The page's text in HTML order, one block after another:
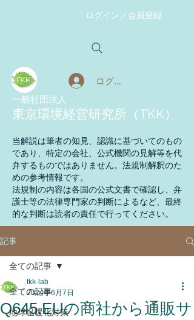
ログイン／会員登録
ログイン
​一般社団法人
東京環境経営研究所（TKK）
当解説は筆者の知見、認識に基づいてのもの
であり、特定の会社、公式機関の見解等を代
弁するものではありません。法規制解釈のた
めの参考情報です。
法規制の内容は各国の公式文書で確認し、弁
護士等の法律専門家の判断によるなど、最終
的な判断は読者の責任で行ってください。
記事
全ての記事
地球温暖化対策
全ての記事
Q645.EUの商社から通販サ
tkk-lab
2024年6月7日